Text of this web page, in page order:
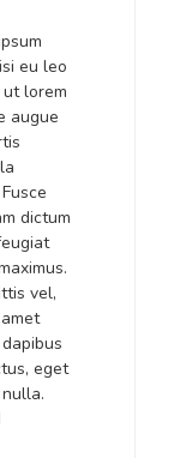
eu leo
lorem
augue
dictum
vel,
eget